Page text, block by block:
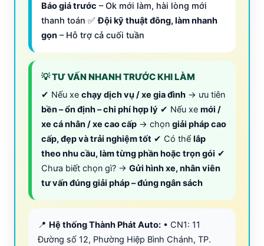
Báo giá trước – Ok mới làm, hài lòng mới
thanh toán ✅Đội kỹ thuật đông, làm nhanh
gọn – Hỗ trợ cả cuối tuần
💡 TƯ VẤN NHANH TRƯỚC KHI LÀM
✔ Nếu xe chạy dịch vụ / xe gia đình → ưu tiên
bền – ổn định – chi phí hợp lý ✔ Nếu xe mới /
xe cá nhân / xe cao cấp → chọn giải pháp cao
cấp, đẹp và trải nghiệm tốt ✔ Có thể lắp
theo nhu cầu, làm từng phần hoặc trọn gói ✔
Chưa biết chọn gì? → Gửi hình xe, nhân viên
tư vấn đúng giải pháp – đúng ngân sách
📍 Hệ thống Thành Phát Auto: • CN1: 11
Đường số 12, Phường Hiệp Bình Chánh, TP.